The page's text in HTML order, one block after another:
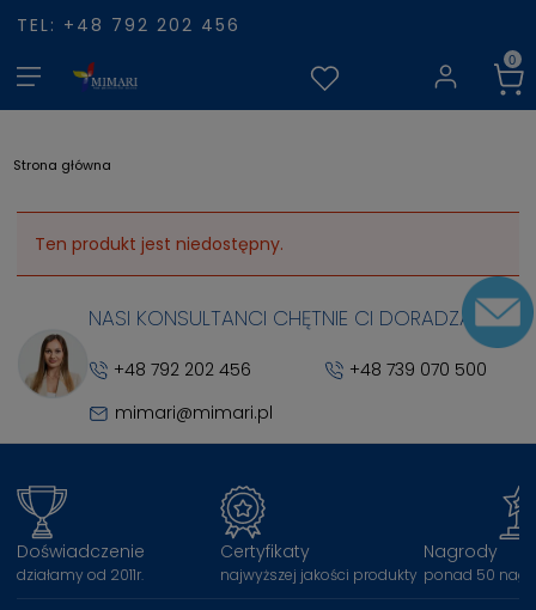
TEL: +48 792 202 456
Strona główna
Ten produkt jest niedostępny.
NASI KONSULTANCI CHĘTNIE CI DORADZĄ
+48 792 202 456
+48 739 070 500
mimari@mimari.pl
Doświadczenie
działamy od 2011r.
Certyfikaty
najwyższej jakości produkty
Nagrody
ponad 50